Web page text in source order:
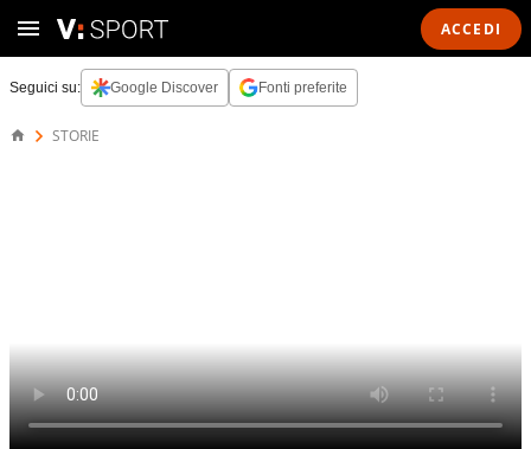
ACCEDI
Seguici su: Google Discover Fonti preferite
STORIE